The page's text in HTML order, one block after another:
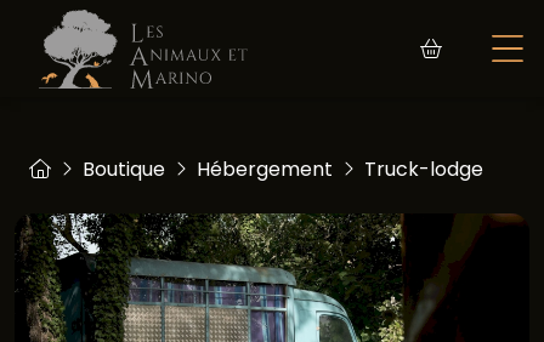
Boutique Hébergement Truck-lodge